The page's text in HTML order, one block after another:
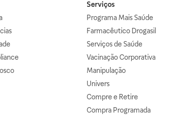
Serviços
Programa Mais Saúde
Farmacêutico Drogasil
Serviços de Saúde
Vacinação Corporativa
Manipulação
Univers
Compre e Retire
Compra Programada